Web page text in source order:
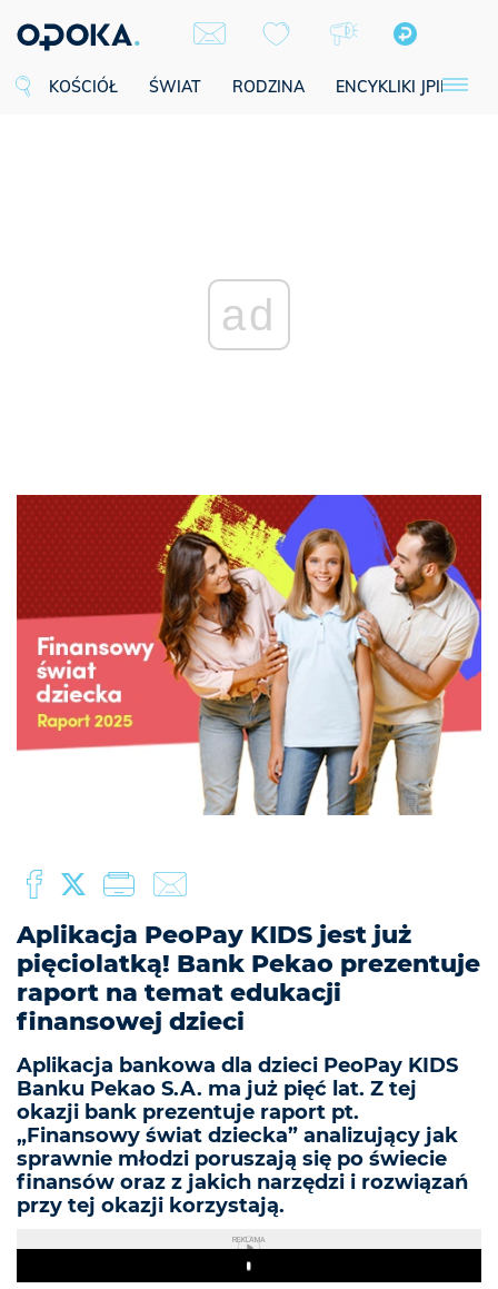
KOŚCIÓŁ ŚWIAT RODZINA ENCYKLIKI JPII
ad
Aplikacja PeoPay KIDS jest już
pięciolatką! Bank Pekao prezentuje
raport na temat edukacji
finansowej dzieci
Aplikacja bankowa dla dzieci PeoPay KIDS
Banku Pekao S.A. ma już pięć lat. Z tej
okazji bank prezentuje raport pt.
„Finansowy świat dziecka” analizujący jak
sprawnie młodzi poruszają się po świecie
finansów oraz z jakich narzędzi i rozwiązań
przy tej okazji korzystają.
REKLAMA
Play